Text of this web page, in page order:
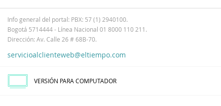
Info general del portal: PBX: 57 (1) 2940100.
Bogotá 5714444 - Línea Nacional 01 8000 110 211.
Dirección: Av. Calle 26 # 68B-70.
servicioalclienteweb@eltiempo.com
VERSIÓN PARA COMPUTADOR